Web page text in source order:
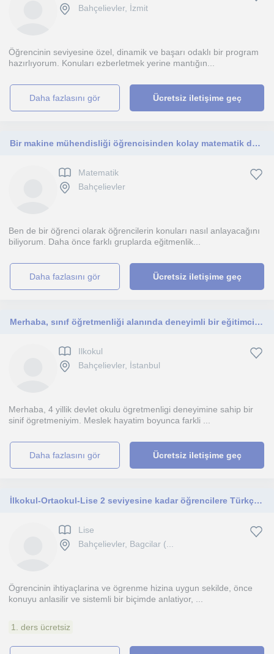
Bahçelievler, İzmit
Öğrencinin seviyesine özel, dinamik ve başarı odaklı bir program
hazırlıyorum. Konuları ezberletmek yerine mantığın...
daha fazlasını gör Ücretsiz iletişime geç
Bir makine mühendisliği öğrencisinden kolay matematik dersi verebilirim
Matematik
Bahçelievler
Ben de bir öğrenci olarak öğrencilerin konuları nasıl anlayacağını
biliyorum. Daha önce farklı gruplarda eğitmenlik...
daha fazlasını gör Ücretsiz iletişime geç
Merhaba, sınıf öğretmenliği alanında deneyimli bir eğitimciyim. İlkokul öğrencilerinin akademik gelişimlerini desteklemekamacim
Ilkokul
Bahçelievler, İstanbul
Merhaba, 4 yillik devlet okulu ögretmenligi deneyimine sahip bir
sinif ögretmeniyim. Meslek hayatim boyunca farkli ...
daha fazlasını gör Ücretsiz iletişime geç
İlkokul-Ortaokul-Lise 2 seviyesine kadar öğrencilere Türkçe, matematik, sosyal bilgiler, ingilizce (b1-b2) dersi vermekteyim
Lise
Bahçelievler, Bagcilar (...
Ögrencinin ihtiyaçlarina ve ögrenme hizina uygun sekilde, önce
konuyu anlasilir ve sistemli bir biçimde anlatiyor, ...
1. ders ücretsiz